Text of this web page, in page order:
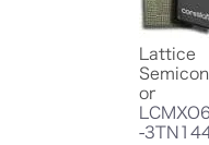
Lattice
or
-